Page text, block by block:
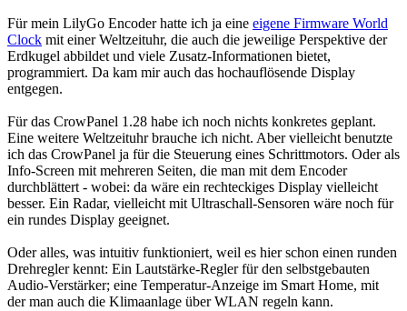
Für mein LilyGo Encoder hatte ich ja eine eigene Firmware World
Clock mit einer Weltzeituhr, die auch die jeweilige Perspektive der
Erdkugel abbildet und viele Zusatz-Informationen bietet,
programmiert. Da kam mir auch das hochauflösende Display
entgegen.
Für das CrowPanel 1.28 habe ich noch nichts konkretes geplant.
Eine weitere Weltzeituhr brauche ich nicht. Aber vielleicht benutzte
ich das CrowPanel ja für die Steuerung eines Schrittmotors. Oder als
Info-Screen mit mehreren Seiten, die man mit dem Encoder
durchblättert - wobei: da wäre ein rechteckiges Display vielleicht
besser. Ein Radar, vielleicht mit Ultraschall-Sensoren wäre noch für
ein rundes Display geeignet.
Oder alles, was intuitiv funktioniert, weil es hier schon einen runden
Drehregler kennt: Ein Lautstärke-Regler für den selbstgebauten
Audio-Verstärker; eine Temperatur-Anzeige im Smart Home, mit
der man auch die Klimaanlage über WLAN regeln kann.